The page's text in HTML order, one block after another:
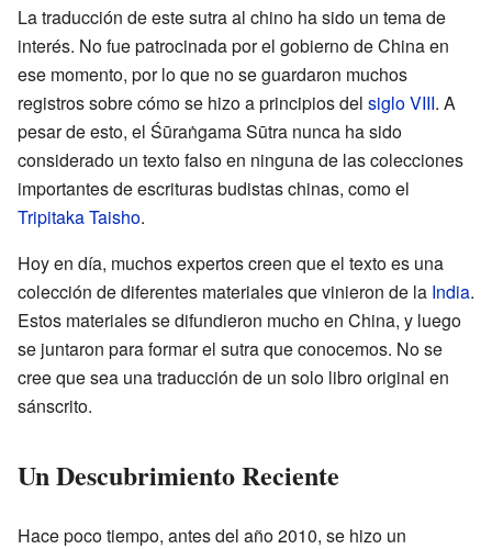
La traducción de este sutra al chino ha sido un tema de
interés. No fue patrocinada por el gobierno de China en
ese momento, por lo que no se guardaron muchos
registros sobre cómo se hizo a principios del siglo VIII. A
pesar de esto, el Śūraṅgama Sūtra nunca ha sido
considerado un texto falso en ninguna de las colecciones
importantes de escrituras budistas chinas, como el
Tripitaka Taisho.
Hoy en día, muchos expertos creen que el texto es una
colección de diferentes materiales que vinieron de la India.
Estos materiales se difundieron mucho en China, y luego
se juntaron para formar el sutra que conocemos. No se
cree que sea una traducción de un solo libro original en
sánscrito.
Un Descubrimiento Reciente
Hace poco tiempo, antes del año 2010, se hizo un